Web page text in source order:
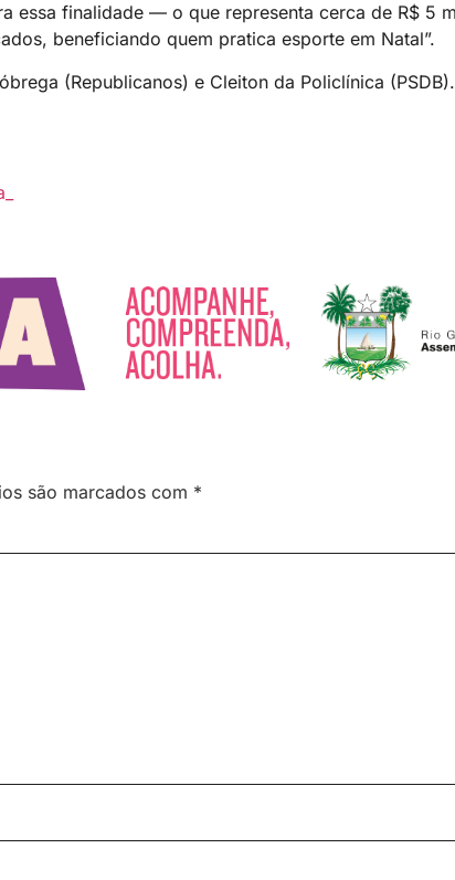
finalidade — o que representa cerca de R$ 5
beneficiando quem pratica esporte em Natal”.
(Republicanos) e Cleiton da Policlínica (PSDB).
são marcados com *